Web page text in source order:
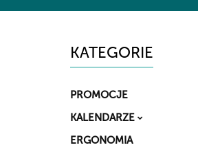
KATEGORIE
PROMOCJE
KALENDARZE
ERGONOMIA